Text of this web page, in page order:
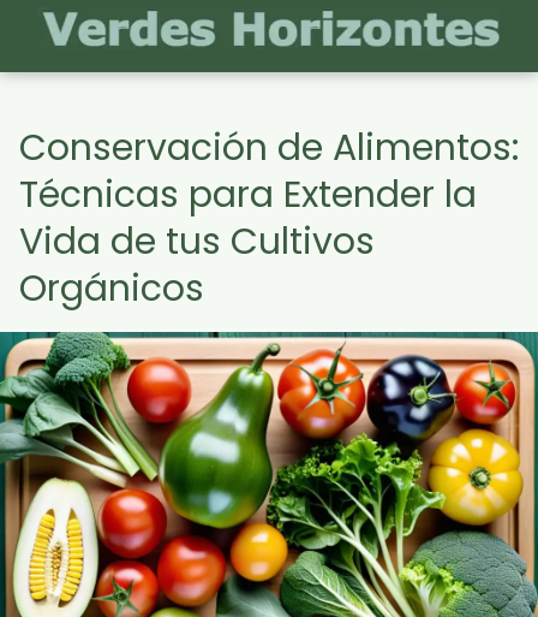
Conservación de Alimentos:
Técnicas para Extender la
Vida de tus Cultivos
Orgánicos